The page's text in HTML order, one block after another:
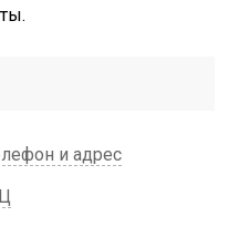
и адрес